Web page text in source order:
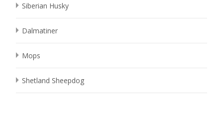
Siberian Husky
Dalmatiner
Mops
Shetland Sheepdog